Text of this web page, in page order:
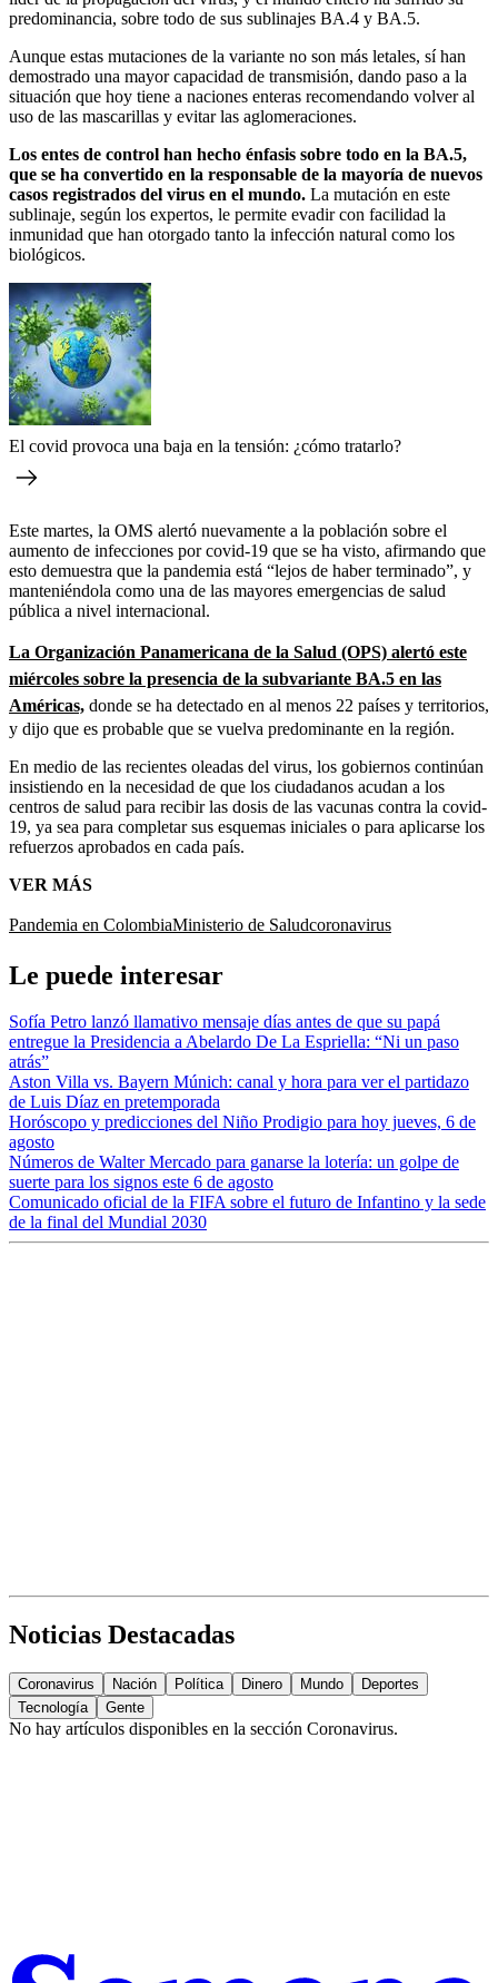
predominancia, sobre todo de sus sublinajes BA.4 y BA.5.
Aunque estas mutaciones de la variante no son más letales, sí han
demostrado una mayor capacidad de transmisión, dando paso a la
situación que hoy tiene a naciones enteras recomendando volver al
uso de las mascarillas y evitar las aglomeraciones.
Los entes de control han hecho énfasis sobre todo en la BA.5,
que se ha convertido en la responsable de la mayoría de nuevos
casos registrados del virus en el mundo. La mutación en este
sublinaje, según los expertos, le permite evadir con facilidad la
inmunidad que han otorgado tanto la infección natural como los
biológicos.
El covid provoca una baja en la tensión: ¿cómo tratarlo?
Este martes, la OMS alertó nuevamente a la población sobre el
aumento de infecciones por covid-19 que se ha visto, afirmando que
esto demuestra que la pandemia está “lejos de haber terminado”, y
manteniéndola como una de las mayores emergencias de salud
pública a nivel internacional.
La Organización Panamericana de la Salud (OPS) alertó este
miércoles sobre la presencia de la subvariante BA.5 en las
Américas, donde se ha detectado en al menos 22 países y territorios,
y dijo que es probable que se vuelva predominante en la región.
En medio de las recientes oleadas del virus, los gobiernos continúan
insistiendo en la necesidad de que los ciudadanos acudan a los
centros de salud para recibir las dosis de las vacunas contra la covid-
19, ya sea para completar sus esquemas iniciales o para aplicarse los
refuerzos aprobados en cada país.
VER MÁS
Pandemia en ColombiaMinisterio de Saludcoronavirus
Le puede interesar
Sofía Petro lanzó llamativo mensaje días antes de que su papá
entregue la Presidencia a Abelardo De La Espriella: “Ni un paso
atrás”
Aston Villa vs. Bayern Múnich: canal y hora para ver el partidazo
de Luis Díaz en pretemporada
Horóscopo y predicciones del Niño Prodigio para hoy jueves, 6 de
agosto
Números de Walter Mercado para ganarse la lotería: un golpe de
suerte para los signos este 6 de agosto
Comunicado oficial de la FIFA sobre el futuro de Infantino y la sede
de la final del Mundial 2030
Noticias Destacadas
Coronavirus Nación Política Dinero Mundo
Deportes
Tecnología
Gente
No hay artículos disponibles en la sección Coronavirus.